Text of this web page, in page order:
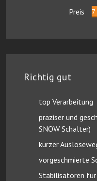
Preis 7
Richtig gut
top Verarbeitung
präziser und
SNOW Schalter)
kurzer
vorgeschmierte
Stabilisatoren